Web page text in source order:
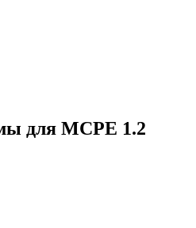
для MCPE 1.2